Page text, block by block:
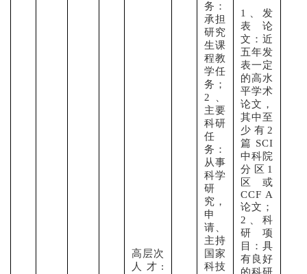
高层次
人才:
务：
承担
研究
生课
程教
学任
务；
2、
主要
科研
任
务：
从事
科学
研
究，
申
请、
主持
国家
科技
1、发
表论
文：近
五年发
表一定
的高水
平学术
论文，
其中至
少有2
篇SCI
中科院
分区1
区或
CCF A
论文；
2、科
研项
目：具
有良好